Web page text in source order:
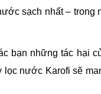
sạch nhất –
bạn những tác hại
nước Karofi sẽ